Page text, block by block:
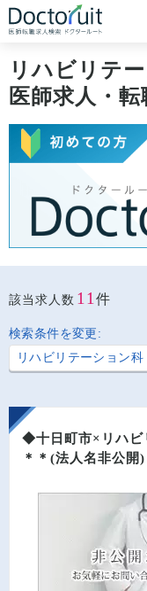
[
[非
[
リハビリテ
医師求人・転
該当求人数 11件
検索条件を変更:
リハビリテーション科
◆十日町市×リハビ
＊＊(法人名非公開)